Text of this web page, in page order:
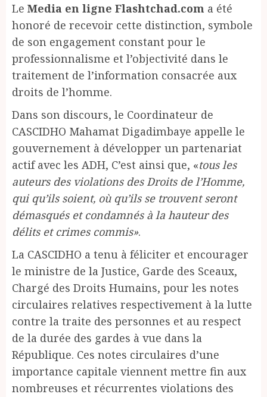
Le Media en ligne Flashtchad.com a été
honoré de recevoir cette distinction, symbole
de son engagement constant pour le
professionnalisme et l’objectivité dans le
traitement de l’information consacrée aux
droits de l’homme.
Dans son discours, le Coordinateur de
CASCIDHO Mahamat Digadimbaye appelle le
gouvernement à développer un partenariat
actif avec les ADH, C’est ainsi que, «tous les
auteurs des violations des Droits de l’Homme,
qui qu’ils soient, où qu’ils se trouvent seront
démasqués et condamnés à la hauteur des
délits et crimes commis».
La CASCIDHO a tenu à féliciter et encourager
le ministre de la Justice, Garde des Sceaux,
Chargé des Droits Humains, pour les notes
circulaires relatives respectivement à la lutte
contre la traite des personnes et au respect
de la durée des gardes à vue dans la
République. Ces notes circulaires d’une
importance capitale viennent mettre fin aux
nombreuses et récurrentes violations des